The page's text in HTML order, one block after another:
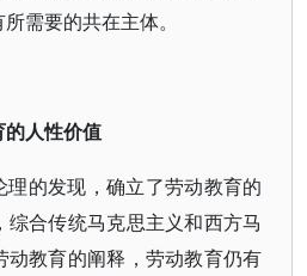
需要的共在主体。
人性价值
理的发现，确立了劳动教育的
合传统马克思主义和西方马
动教育的阐释，劳动教育仍有